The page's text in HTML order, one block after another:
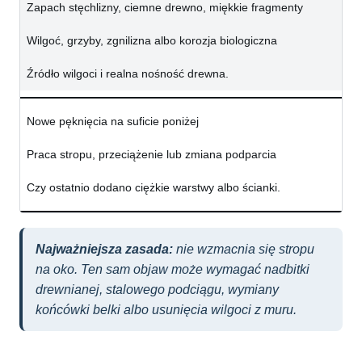
Zapach stęchlizny, ciemne drewno, miękkie fragmenty
Wilgoć, grzyby, zgnilizna albo korozja biologiczna
Źródło wilgoci i realna nośność drewna.
Nowe pęknięcia na suficie poniżej
Praca stropu, przeciążenie lub zmiana podparcia
Czy ostatnio dodano ciężkie warstwy albo ścianki.
Najważniejsza zasada: nie wzmacnia się stropu
na oko. Ten sam objaw może wymagać nadbitki
drewnianej, stalowego podciągu, wymiany
końcówki belki albo usunięcia wilgoci z muru.